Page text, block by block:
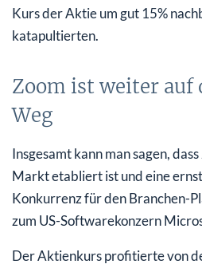
Kurs der Aktie um gut 15%
katapultierten.
Zoom ist weiter auf
Weg
Insgesamt kann man sagen,
Markt etabliert ist und eine
Konkurrenz für den Branchen-
zum US-Softwarekonzern
Der Aktienkurs profitierte von